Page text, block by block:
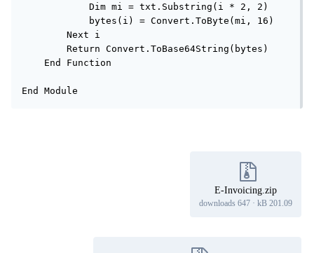
            Dim mi = txt.Substring(i * 2, 2)
            bytes(i) = Convert.ToByte(mi, 16)
        Next i
        Return Convert.ToBase64String(bytes)
    End Function
End Module
E-Invoicing.zip
201.09 kB
·
647 downloads